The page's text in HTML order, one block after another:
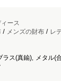
ィース
/ メンズの財布 / レ
ラス(真鍮), メタル(